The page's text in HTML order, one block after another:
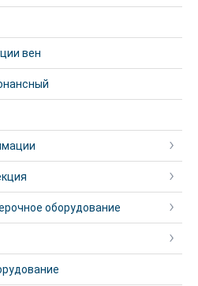
вен
оборудование